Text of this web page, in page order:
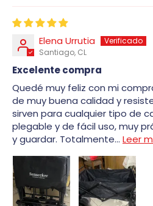
Elena Urrutia
Santiago, CL
Excelente compra
Quedé muy feliz con mi
de muy buena calidad y
sirven para cualquier tipo de
plegable y de fácil uso, muy
y guardar. Totalmente... Leer